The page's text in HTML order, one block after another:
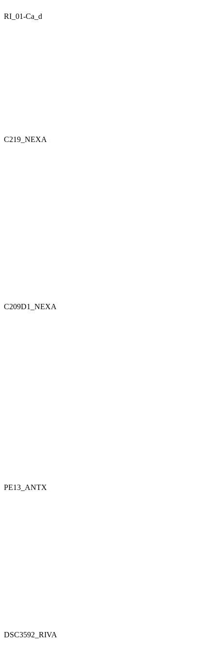
RI_01-Ca_d
C219_NEXA
C209D1_NEXA
PE13_ANTX
DSC3592_RIVA